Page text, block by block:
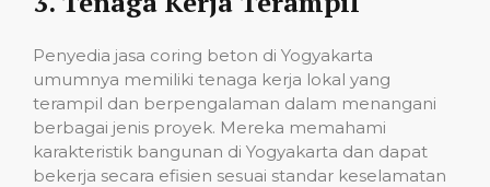
Penyedia jasa coring beton di Yogyakarta
umumnya memiliki tenaga kerja lokal yang
terampil dan berpengalaman dalam menangani
berbagai jenis proyek. Mereka memahami
karakteristik bangunan di Yogyakarta dan dapat
bekerja secara efisien sesuai standar keselamatan